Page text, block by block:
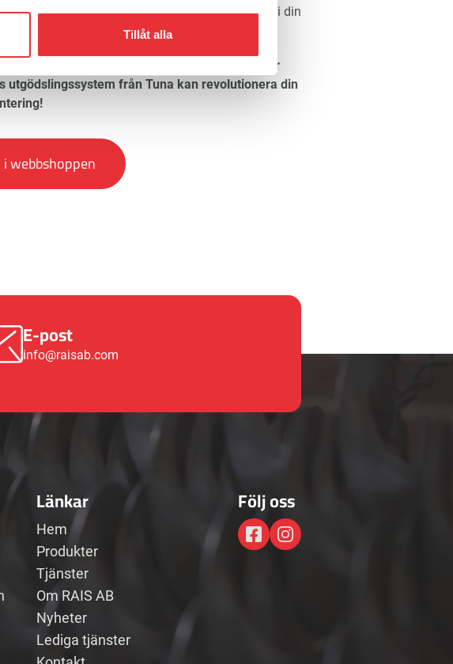
Tillåt alla
som förbättrar effektiviteten och lönsamheten i din
oss idag för att få ett prisförslag och upptäck hur
utgödslingssystem från Tuna kan revolutionera din
i webbshoppen
E-post
info@raisab.com
Länkar
Hem
Produkter
Tjänster
Om RAIS AB
Nyheter
Lediga tjänster
Följ oss